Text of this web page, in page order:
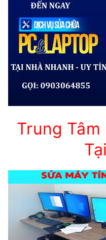
Trung Tâm